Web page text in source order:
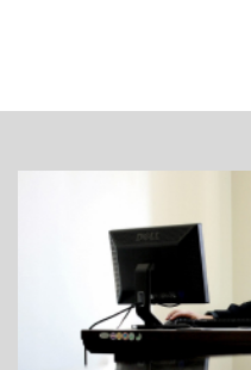
DIRECTORES